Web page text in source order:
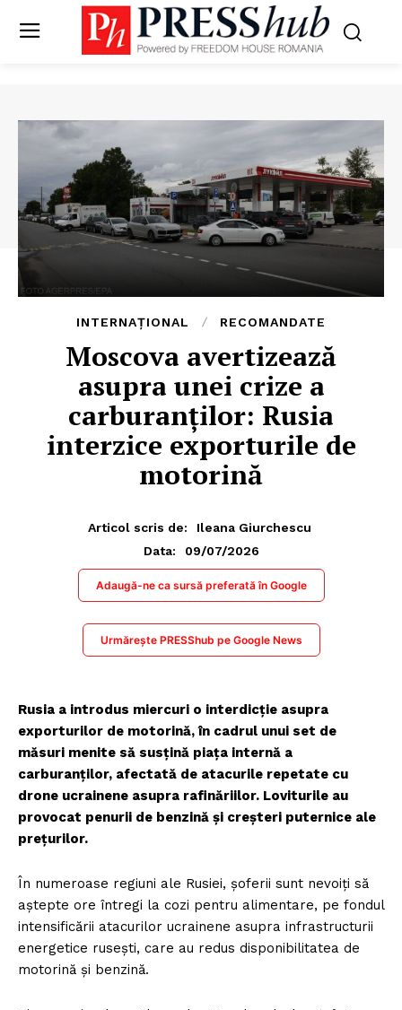
INTERNAȚIONAL RECOMANDATE
Moscova avertizează
asupra unei crize a
carburanților: Rusia
interzice exporturile de
motorină
Articol scris de:
Ileana Giurchescu
Data:
09/07/2026
Adaugă-ne ca sursă preferată în Google
Urmărește PRESShub pe Google News
Rusia a introdus miercuri o interdicție asupra
exporturilor de motorină, în cadrul unui set de
măsuri menite să susțină piața internă a
carburanților, afectată de atacurile repetate cu
drone ucrainene asupra rafinăriilor. Loviturile au
provocat penurii de benzină și creșteri puternice ale
prețurilor.
În numeroase regiuni ale Rusiei, șoferii sunt nevoiți să
aștepte ore întregi la cozi pentru alimentare, pe fondul
intensificării atacurilor ucrainene asupra infrastructurii
energetice rusești, care au redus disponibilitatea de
motorină și benzină.